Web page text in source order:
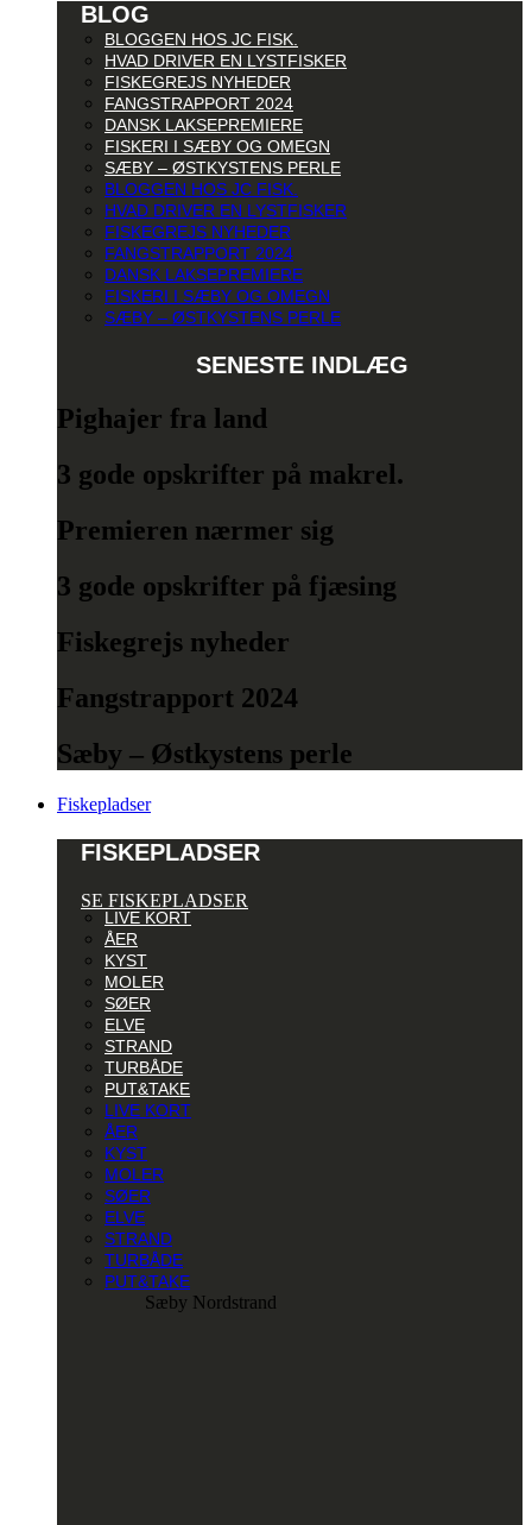
BLOG
BLOGGEN HOS JC FISK.
HVAD DRIVER EN LYSTFISKER
FISKEGREJS NYHEDER
FANGSTRAPPORT 2024
DANSK LAKSEPREMIERE
FISKERI I SÆBY OG OMEGN
SÆBY – ØSTKYSTENS PERLE
BLOGGEN HOS JC FISK.
HVAD DRIVER EN LYSTFISKER
FISKEGREJS NYHEDER
FANGSTRAPPORT 2024
DANSK LAKSEPREMIERE
FISKERI I SÆBY OG OMEGN
SÆBY – ØSTKYSTENS PERLE
SENESTE INDLÆG
Pighajer fra land
3 gode opskrifter på makrel.
Premieren nærmer sig
3 gode opskrifter på fjæsing
Fiskegrejs nyheder
Fangstrapport 2024
Sæby – Østkystens perle
Fiskepladser
FISKEPLADSER
SE FISKEPLADSER
LIVE KORT
ÅER
KYST
MOLER
SØER
ELVE
STRAND
TURBÅDE
PUT&TAKE
LIVE KORT
ÅER
KYST
MOLER
SØER
ELVE
STRAND
TURBÅDE
PUT&TAKE
Sæby Nordstrand